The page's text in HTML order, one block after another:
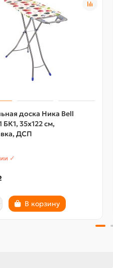
доска Ника Bell
БК1, 35х122 см,
ДСП
✓
В корзину